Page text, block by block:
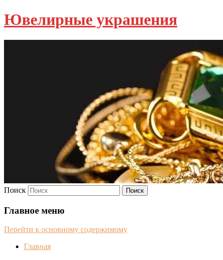
Ювелирные украшения
Поиск
Главное меню
Перейти к основному содержимому
Главная